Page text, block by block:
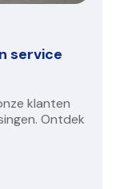
service
klanten
Ontdek